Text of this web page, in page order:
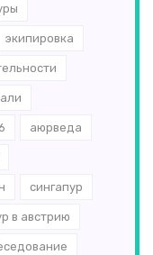
экипировка
аюрведа
сингапур
в австрию